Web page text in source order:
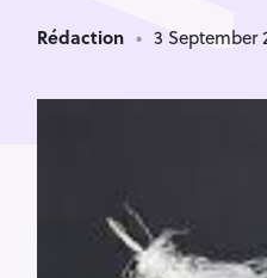
Rédaction 3 September